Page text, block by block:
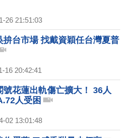
26 21:51:03
拚台市場 找戴資穎任台灣夏普
16 20:42:41
號花蓮出軌傷亡擴大！ 36人
人受困
02 13:01:48